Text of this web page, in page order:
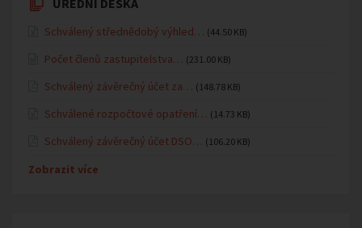
ÚŘEDNÍ DESKA
Schválený střednědobý výhled… (44.50 KB)
Počet členů zastupitelstva… (231.00 KB)
Schválený závěrečný účet za… (148.78 KB)
Schválené rozpočtové opatření… (14.73 KB)
Schválený závěrečný účet DSO… (106.20 KB)
Zobrazit více